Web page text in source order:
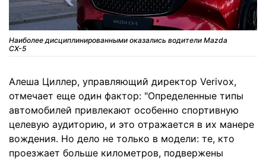
Наиболее дисциплинированными оказались водители Mazda
CX-5
Алеша Циллер, управляющий директор Verivox,
отмечает еще один фактор: "Определенные типы
автомобилей привлекают особенно спортивную
целевую аудиторию, и это отражается в их манере
вождения. Но дело не только в модели: те, кто
проезжает больше километров, подвержены